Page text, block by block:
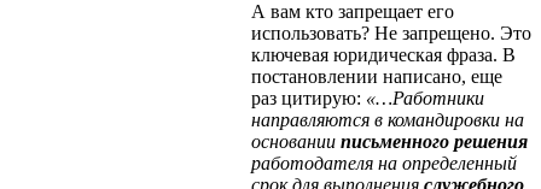
А вам кто запрещает его
использовать? Не запрещено. Это
ключевая юридическая фраза. В
постановлении написано, еще
раз цитирую: «…Работники
направляются в командировки на
основании письменного решения
работодателя на определенный